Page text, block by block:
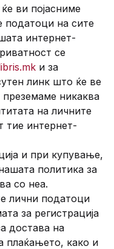
Речници и
Најави се
ви појасниме
податоци на сите
интернет-
се
и за
линк што ќе ве
никаква
на личните
тие интернет-
и при купување,
политика за
со неа.
лични податоци
за регистрација
достава на
плаќањето, како и